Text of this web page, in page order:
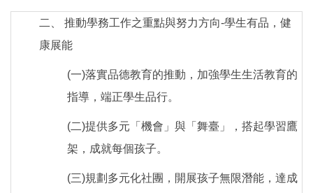
二、 推動學務工作之重點與努力方向-學生有品，健
康展能
(一)落實品德教育的推動，加強學生生活教育的
指導，端正學生品行。
(二)提供多元「機會」與「舞臺」，搭起學習鷹
架，成就每個孩子。
(三)規劃多元化社團，開展孩子無限潛能，達成